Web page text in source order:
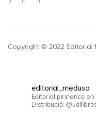
Copyright © 2022 Editorial
editorial_medusa
Editorial pirinenca
Distribució: